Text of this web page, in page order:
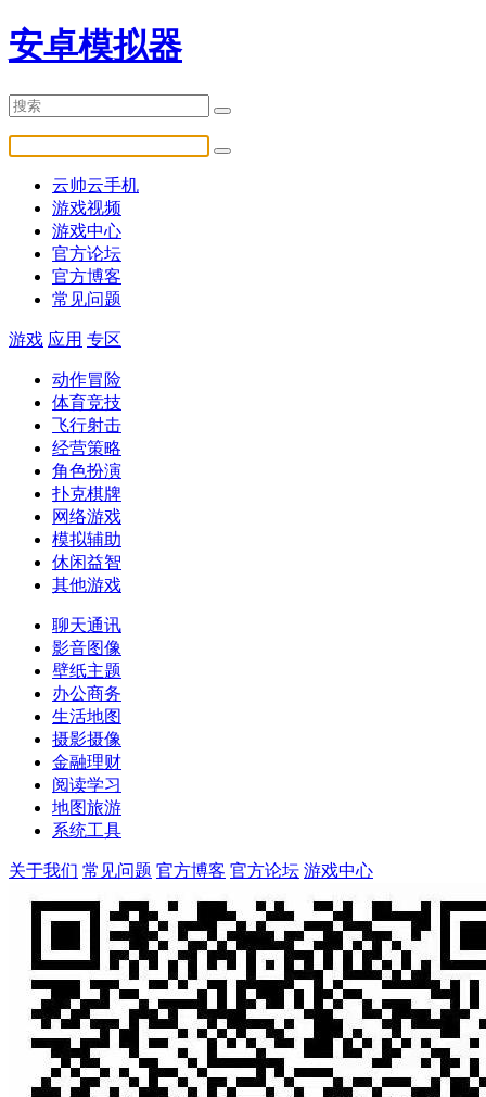
安卓模拟器
云帅云手机
游戏视频
游戏中心
官方论坛
官方博客
常见问题
游戏 应用 专区
动作冒险
体育竞技
飞行射击
经营策略
角色扮演
扑克棋牌
网络游戏
模拟辅助
休闲益智
其他游戏
聊天通讯
影音图像
壁纸主题
办公商务
生活地图
摄影摄像
金融理财
阅读学习
地图旅游
系统工具
关于我们 常见问题 官方博客 官方论坛 游戏中心